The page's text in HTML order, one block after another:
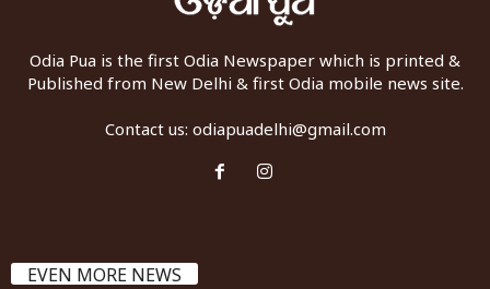
Odia Pua is the first Odia Newspaper which is printed &
Published from New Delhi & first Odia mobile news site.
Contact us: odiapuadelhi@gmail.com
EVEN MORE NEWS